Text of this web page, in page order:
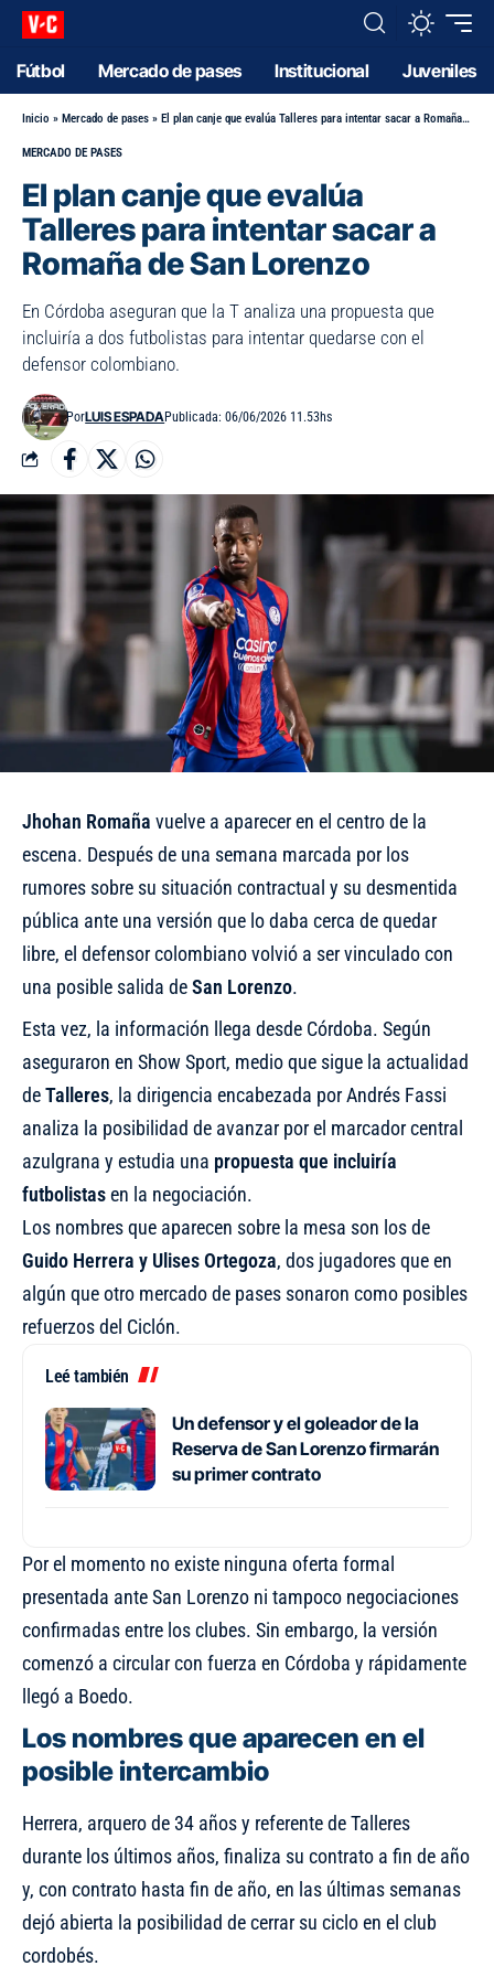
Fútbol Mercado de pases Institucional Juveniles
Inicio » Mercado de pases » El plan canje que evalúa Talleres para intentar sacar a Romaña de San Lorenzo
MERCADO DE PASES
El plan canje que evalúa
Talleres para intentar sacar a
Romaña de San Lorenzo
En Córdoba aseguran que la T analiza una propuesta que
incluiría a dos futbolistas para intentar quedarse con el
defensor colombiano.
PorLUIS ESPADAPublicada: 06/06/2026 11.53hs
Jhohan Romaña vuelve a aparecer en el centro de la
escena. Después de una semana marcada por los
rumores sobre su situación contractual y su desmentida
pública ante una versión que lo daba cerca de quedar
libre, el defensor colombiano volvió a ser vinculado con
una posible salida deSan Lorenzo.
Esta vez, la información llega desde Córdoba. Según
aseguraron en Show Sport, medio que sigue la actualidad
deTalleres, la dirigencia encabezada por Andrés Fassi
analiza la posibilidad de avanzar por el marcador central
azulgrana y estudia una propuesta que incluiría
futbolistasen la negociación.
Los nombres que aparecen sobre la mesa son los de
Guido Herrera y Ulises Ortegoza, dos jugadores que en
algún que otro mercado de pases sonaron como posibles
refuerzos del Ciclón.
Leé también
Un defensor y el goleador de la
Reserva de San Lorenzo firmarán
su primer contrato
Por el momento no existe ninguna oferta formal
presentada ante San Lorenzo ni tampoco negociaciones
confirmadas entre los clubes. Sin embargo, la versión
comenzó a circular con fuerza en Córdoba y rápidamente
llegó a Boedo.
Los nombres que aparecen en el
posible intercambio
Herrera, arquero de 34 años y referente de Talleres
durante los últimos años, finaliza su contrato a fin de año
y, con contrato hasta fin de año, en las últimas semanas
dejó abierta la posibilidad de cerrar su ciclo en el club
cordobés.